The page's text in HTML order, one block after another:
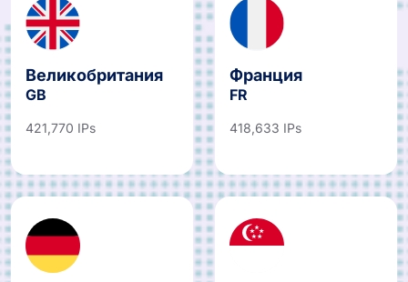
Великобритания
GB
421,770 IPs
Франция
FR
418,633 IPs